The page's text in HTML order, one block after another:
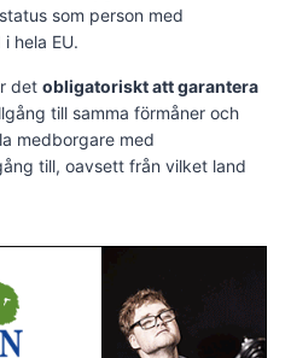
som person med
hela EU.
det obligatoriskt att garantera
till samma förmåner och
medborgare med
till, oavsett från vilket land